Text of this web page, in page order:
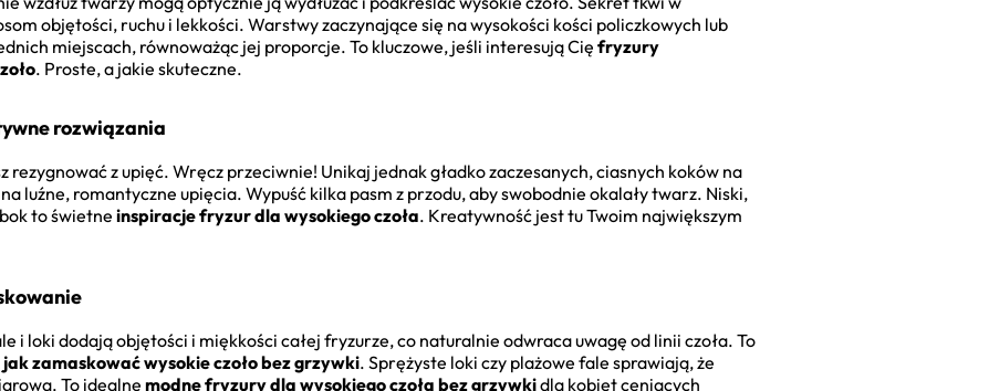
objętości, ruchu i lekkości. Warstwy zaczynające się na wysokości kości policzkowych lub
miejscach, równoważąc jej proporcje. To kluczowe, jeśli interesują Cię fryzury
. Proste, a jakie skuteczne.
rozwiązania
rezygnować z upięć. Wręcz przeciwnie! Unikaj jednak gładko zaczesanych, ciasnych koków na
luźne, romantyczne upięcia. Wypuść kilka pasm z przodu, aby swobodnie okalały twarz. Niski,
to świetne inspiracje fryzur dla wysokiego czoła. Kreatywność jest tu Twoim największym
i loki dodają objętości i miękkości całej fryzurze, co naturalnie odwraca uwagę od linii czoła. To
jak zamaskować wysokie czoło bez grzywki. Sprężyste loki czy plażowe fale sprawiają, że
To idealne modne fryzury dla wysokiego czoła bez grzywkidla kobiet ceniących